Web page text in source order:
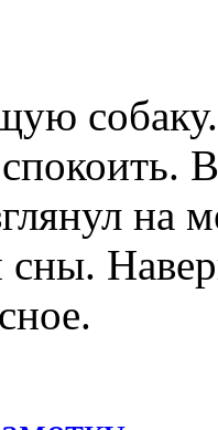
на
сны.